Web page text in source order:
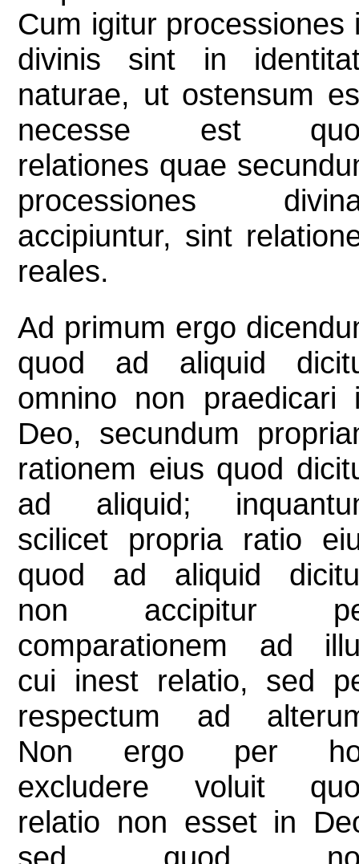
Cum igitur processiones
divinis sint in
naturae, ut ostensum
necesse est
relationes quae
processiones
accipiuntur, sint
reales.
Ad primum ergo
quod ad aliquid
omnino non praedicari
Deo, secundum
rationem eius quod
ad aliquid;
scilicet propria ratio
quod ad aliquid
non accipitur
comparationem ad
cui inest relatio, sed
respectum ad
Non ergo per
excludere voluit
relatio non esset in
sed quod